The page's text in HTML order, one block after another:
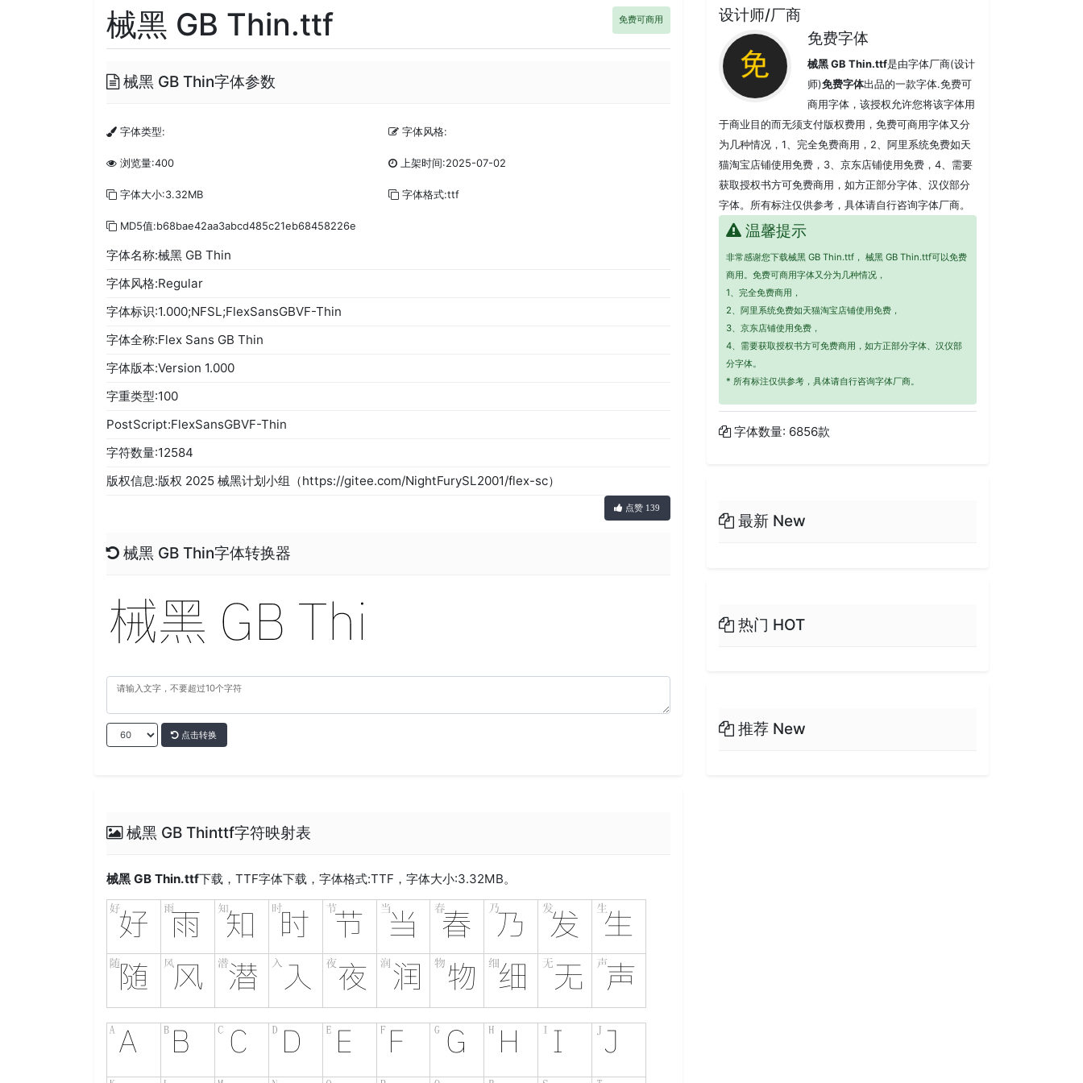
械黑 GB Thin.ttf 免费可商用
械黑 GB Thin字体参数
字体类型: 字体风格:
浏览量:400 上架时间:2025-07-02
字体大小:3.32MB 字体格式:ttf
MD5值:b68bae42aa3abcd485c21eb68458226e
字体名称:械黑 GB Thin
字体风格:Regular
字体标识:1.000;NFSL;FlexSansGBVF-Thin
字体全称:Flex Sans GB Thin
字体版本:Version 1.000
字重类型:100
PostScript:FlexSansGBVF-Thin
字符数量:12584
版权信息:版权 2025 械黑计划小组（https://gitee.com/NightFurySL2001/flex-sc）
点赞 139
械黑 GB Thin字体转换器
点击转换
械黑 GB Thinttf字符映射表
械黑 GB Thin.ttf下载，TTF字体下载，字体格式:TTF ，字体大小:3.32MB。
设计师/厂商
免费字体
械黑 GB Thin.ttf是由字体厂商(设计
师)免费字体出品的一款字体.免费可
商用字体，该授权允许您将该字体用
于商业目的而无须支付版权费用，免费可商用字体又分
为几种情况，1、完全免费商用，2、阿里系统免费如天
猫淘宝店铺使用免费，3、京东店铺使用免费，4、需要
获取授权书方可免费商用，如方正部分字体、汉仪部分
字体。所有标注仅供参考，具体请自行咨询字体厂商。
温馨提示
非常感谢您下载械黑 GB Thin.ttf， 械黑 GB Thin.ttf可以免费
商用。免费可商用字体又分为几种情况，
1、完全免费商用，
2、阿里系统免费如天猫淘宝店铺使用免费，
3、京东店铺使用免费，
4、需要获取授权书方可免费商用，如方正部分字体、汉仪部
分字体。
* 所有标注仅供参考，具体请自行咨询字体厂商。
字体数量: 6856款
最新 New
热门 HOT
推荐 New